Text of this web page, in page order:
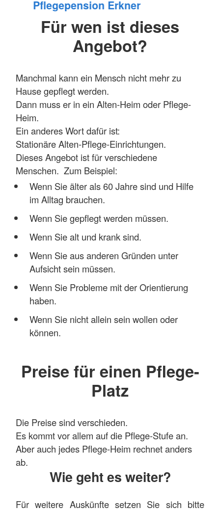
Pflegepension Erkner
Für wen ist dieses
Angebot?
Manchmal kann ein Mensch nicht mehr zu
Hause gepflegt werden.
Dann muss er in ein Alten-Heim oder Pflege-
Heim.
Ein anderes Wort dafür ist:
Stationäre Alten-Pflege-Einrichtungen.
Dieses Angebot ist für verschiedene
Menschen. Zum Beispiel:
Wenn Sie älter als 60 Jahre sind und Hilfe
im Alltag brauchen.
Wenn Sie gepflegt werden müssen.
Wenn Sie alt und krank sind.
Wenn Sie aus anderen Gründen unter
Aufsicht sein müssen.
Wenn Sie Probleme mit der Orientierung
haben.
Wenn Sie nicht allein sein wollen oder
können.
Preise für einen Pflege-
Platz
Die Preise sind verschieden.
Es kommt vor allem auf die Pflege-Stufe an.
Aber auch jedes Pflege-Heim rechnet anders
ab.
Wie geht es weiter?
Für weitere Auskünfte setzen Sie sich bitte